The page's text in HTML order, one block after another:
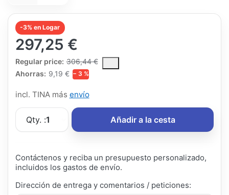
-3% en Logar
297,25 €
Regular price: 306,44 €
The Regular Price is the median selling price paid by
Ahorras: 9,19 € − 3 %
incl. TINA más envío
Qty. :1 Añadir a la cesta
Contáctenos y reciba un presupuesto personalizado,
incluidos los gastos de envío.
Dirección de entrega y comentarios / peticiones: